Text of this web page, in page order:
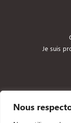
Nous
Je suis